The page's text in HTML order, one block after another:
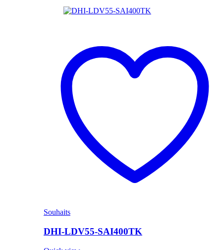
Souhaits
DHI-LDV55-SAI400TK